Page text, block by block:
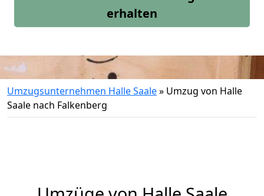
erhalten
Umzugsunternehmen Halle Saale» Umzug von Halle
Saale nach Falkenberg